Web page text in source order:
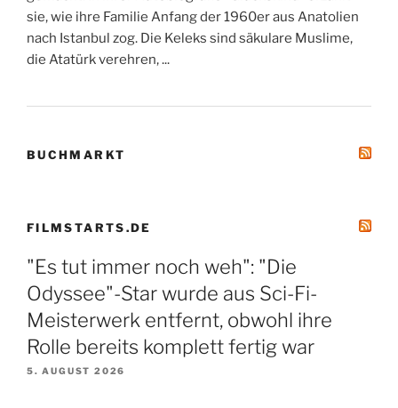
sie, wie ihre Familie Anfang der 1960er aus Anatolien
nach Istanbul zog. Die Keleks sind säkulare Muslime,
die Atatürk verehren, ...
BUCHMARKT
FILMSTARTS.DE
"Es tut immer noch weh": "Die
Odyssee"-Star wurde aus Sci-Fi-
Meisterwerk entfernt, obwohl ihre
Rolle bereits komplett fertig war
5. AUGUST 2026